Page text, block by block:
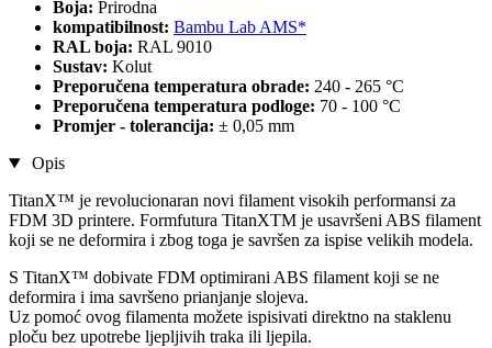
Boja: Prirodna
kompatibilnost: Bambu Lab AMS*
RAL boja: RAL 9010
Sustav: Kolut
Preporučena temperatura obrade: 240 - 265 °C
Preporučena temperatura podloge: 70 - 100 °C
Promjer - tolerancija: ± 0,05 mm
Opis
TitanX™ je revolucionaran novi filament visokih performansi za
FDM 3D printere. Formfutura TitanXTM je usavršeni ABS filament
koji se ne deformira i zbog toga je savršen za ispise velikih modela.
S TitanX™ dobivate FDM optimirani ABS filament koji se ne
deformira i ima savršeno prianjanje slojeva.
Uz pomoć ovog filamenta možete ispisivati direktno na staklenu
ploču bez upotrebe ljepljivih traka ili ljepila.